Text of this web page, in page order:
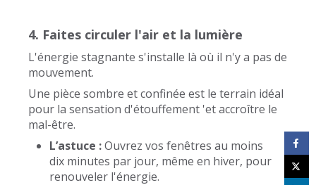
4. Faites circuler l'air et la lumière
L'énergie stagnante s'installe là où il n'y a pas de
mouvement.
Une pièce sombre et confinée est le terrain idéal
pour la sensation d'étouffement 'et accroître le
mal-être.
L’astuce :Ouvrez vos fenêtres au moins
dix minutes par jour, même en hiver, pour
renouveler l'énergie.